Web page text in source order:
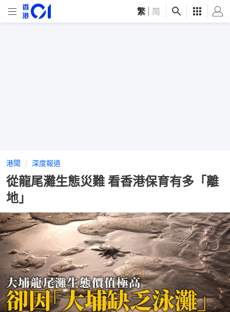
繁 简
港聞 深度報道
從龍尾灘生態災難 看香港保育有多「離
地」